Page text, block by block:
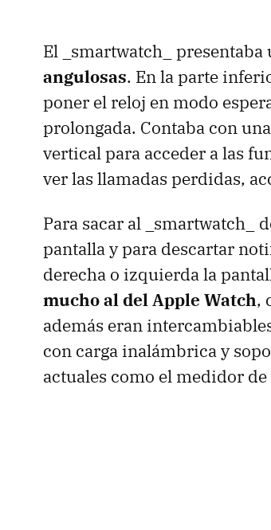
El _smartwatch_
angulosas. En la parte
poner el reloj en modo
prolongada. Contaba con
vertical para acceder a las
ver las llamadas perdidas,
Para sacar al _smartwatch_
pantalla y para descartar
derecha o izquierda la
mucho al del Apple Watch,
además eran
con carga inalámbrica y
actuales como el medidor de